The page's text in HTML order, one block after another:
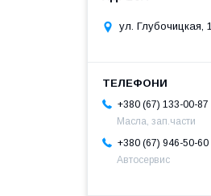
ул. Глубочицкая,
+380 (67) 133-00-87
Масла, зап.части
+380 (67) 946-50-60
Автосервис